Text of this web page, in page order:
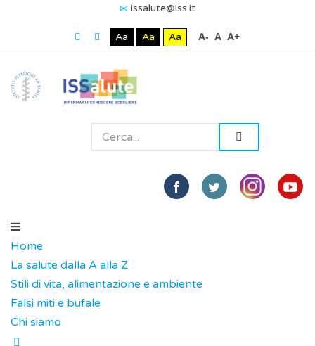
issalute@iss.it
Aa Aa Aa A- A A+
Home
La salute dalla A alla Z
Stili di vita, alimentazione e ambiente
Falsi miti e bufale
Chi siamo